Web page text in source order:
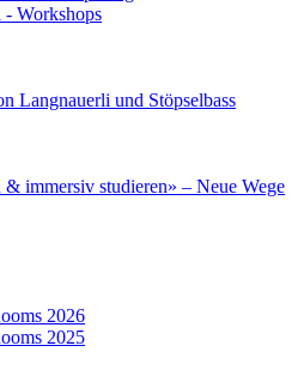
- Workshops
Langnauerli und Stöpselbass
immersiv studieren» – Neue Wege
2026
2025